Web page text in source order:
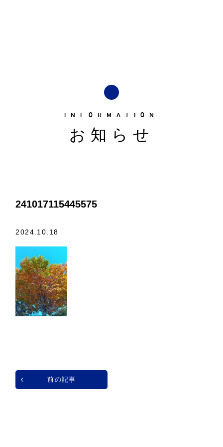
INFORMATION
お知らせ
241017115445575
2024.10.18
前の記事